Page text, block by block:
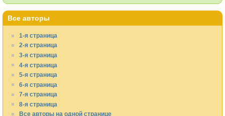
Все авторы
1-я страница
2-я страница
3-я страница
4-я страница
5-я страница
6-я страница
7-я страница
8-я страница
Все авторы на одной странице